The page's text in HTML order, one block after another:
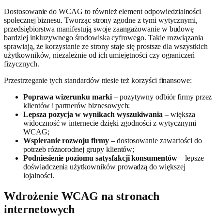
Dostosowanie do WCAG to również element odpowiedzialności
społecznej biznesu. Tworząc strony zgodne z tymi wytycznymi,
przedsiębiorstwa manifestują swoje zaangażowanie w budowę
bardziej inkluzywnego środowiska cyfrowego. Takie rozwiązania
sprawiają, że korzystanie ze strony staje się prostsze dla wszystkich
użytkowników, niezależnie od ich umiejętności czy ograniczeń
fizycznych.
Przestrzeganie tych standardów niesie też korzyści finansowe:
Poprawa wizerunku marki– pozytywny odbiór firmy przez
klientów i partnerów biznesowych;
Lepsza pozycja w wynikach wyszukiwania – większa
widoczność w internecie dzięki zgodności z wytycznymi
WCAG;
Wspieranie rozwoju firmy– dostosowanie zawartości do
potrzeb różnorodnej grupy klientów;
Podniesienie poziomu satysfakcji konsumentów– lepsze
doświadczenia użytkowników prowadzą do większej
lojalności.
Wdrożenie WCAG na stronach
internetowych